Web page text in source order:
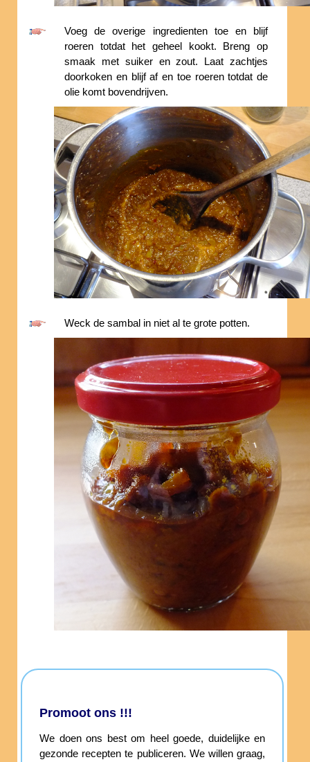
Voeg de overige ingredienten toe en blijf
roeren totdat het geheel kookt. Breng op
smaak met suiker en zout. Laat zachtjes
doorkoken en blijf af en toe roeren totdat de
olie komt bovendrijven.
Weck de sambal in niet al te grote potten.
Promoot ons !!!
We doen ons best om heel goede, duidelijke en
gezonde recepten te publiceren. We willen graag,